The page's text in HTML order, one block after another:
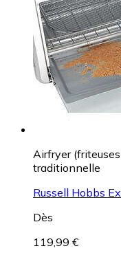
Airfryer
traditionnelle
Russell Hobbs
Dès
119,99 €